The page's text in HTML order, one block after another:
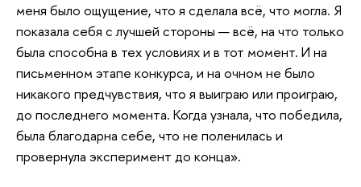
меня было ощущение, что я сделала всё, что могла. Я
показала себя с лучшей стороны — всё, на что только
была способна в тех условиях и в тот момент. И на
письменном этапе конкурса, и на очном не было
никакого предчувствия, что я выиграю или проиграю,
до последнего момента. Когда узнала, что победила,
была благодарна себе, что не поленилась и
провернула эксперимент до конца».